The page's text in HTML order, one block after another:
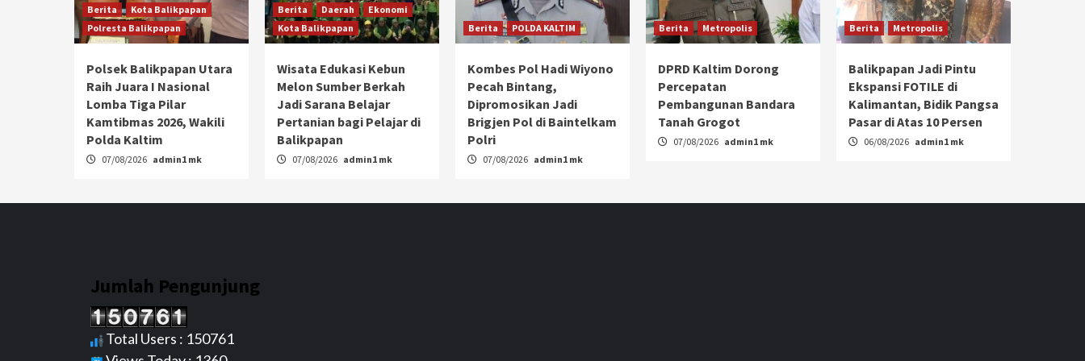
Berita
Kota Balikpapan
Polresta Balikpapan
Polsek Balikpapan Utara
Raih Juara I Nasional
Lomba Tiga Pilar
Kamtibmas 2026, Wakili
Polda Kaltim
07/08/2026 admin1 mk
Berita Daerah
Ekonomi
Kota Balikpapan
Wisata Edukasi Kebun
Melon Sumber Berkah
Jadi Sarana Belajar
Pertanian bagi Pelajar di
Balikpapan
07/08/2026 admin1 mk
Berita POLDA KALTIM
Kombes Pol Hadi Wiyono
Pecah Bintang,
Dipromosikan Jadi
Brigjen Pol di Baintelkam
Polri
07/08/2026 admin1 mk
Berita Metropolis
DPRD Kaltim Dorong
Percepatan
Pembangunan Bandara
Tanah Grogot
07/08/2026 admin1 mk
Berita Metropolis
Balikpapan Jadi Pintu
Ekspansi FOTILE di
Kalimantan, Bidik Pangsa
Pasar di Atas 10 Persen
06/08/2026 admin1 mk
Jumlah Pengunjung
Total Users : 150761